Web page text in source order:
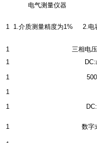
电气测量仪器
1 1.介质测量精度为1% 2.电
1
三相电
1
1
1
1
1 数字